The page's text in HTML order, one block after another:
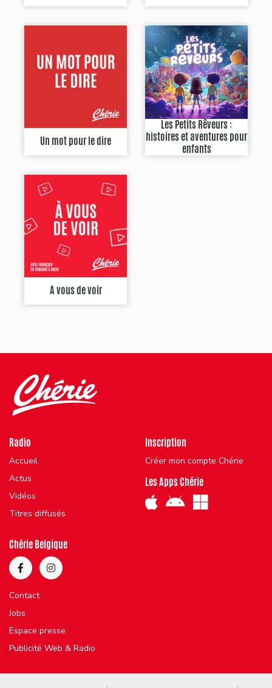
Un mot pour le dire
Les Petits Rêveurs :
histoires et aventures pour
enfants
A vous de voir
Radio
Accueil
Actus
Vidéos
Titres diffusés
Inscription
Créer mon compte Chérie
Les Apps Chérie
Chérie Belgique
Contact
Jobs
Espace presse
Publicité Web & Radio